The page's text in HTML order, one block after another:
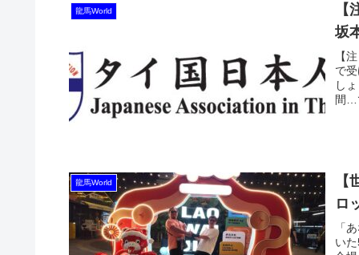
龍馬World
坂
【
で
し
間…
龍馬World
ロ
「
い